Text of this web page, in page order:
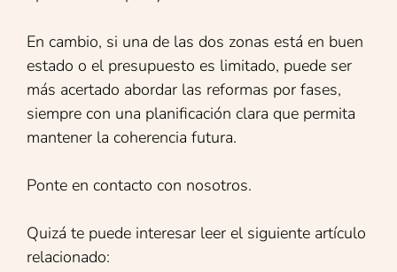
En cambio, si una de las dos zonas está en buen
estado o el presupuesto es limitado, puede ser
más acertado abordar las reformas por fases,
siempre con una planificación clara que permita
mantener la coherencia futura.
Ponte en contacto con nosotros.
Quizá te puede interesar leer el siguiente artículo
relacionado: